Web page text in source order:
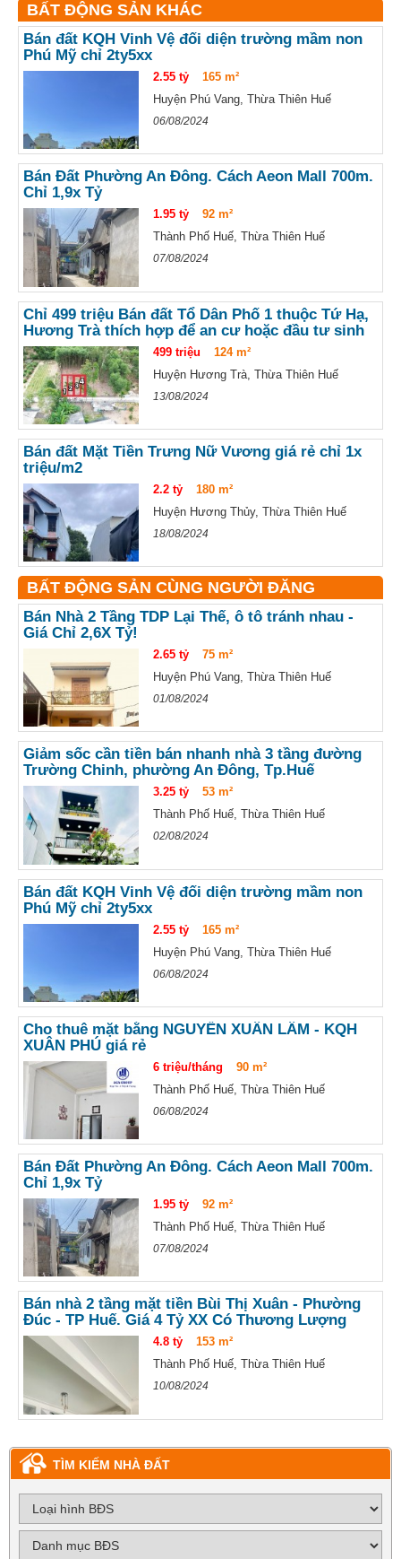
BẤT ĐỘNG SẢN KHÁC
Bán đất KQH Vinh Vệ đối diện trường mầm non
Phú Mỹ chỉ 2ty5xx
2.55 tỷ
165 m²
Huyện Phú Vang, Thừa Thiên Huế
06/08/2024
Bán Đất Phường An Đông. Cách Aeon Mall 700m.
Chỉ 1,9x Tỷ
1.95 tỷ
92 m²
Thành Phố Huế, Thừa Thiên Huế
07/08/2024
Chỉ 499 triệu Bán đất Tổ Dân Phố 1 thuộc Tứ Hạ,
Hương Trà thích hợp để an cư hoặc đầu tư sinh
lời
499 triệu
124 m²
Huyện Hương Trà, Thừa Thiên Huế
13/08/2024
Bán đất Mặt Tiền Trưng Nữ Vương giá rẻ chỉ 1x
triệu/m2
2.2 tỷ
180 m²
Huyện Hương Thủy, Thừa Thiên Huế
18/08/2024
BẤT ĐỘNG SẢN CÙNG NGƯỜI ĐĂNG
Bán Nhà 2 Tầng TDP Lại Thế, ô tô tránh nhau -
Giá Chỉ 2,6X Tỷ!
2.65 tỷ
75 m²
Huyện Phú Vang, Thừa Thiên Huế
01/08/2024
Giảm sốc cần tiền bán nhanh nhà 3 tầng đường
Trường Chinh, phường An Đông, Tp.Huế
3.25 tỷ
53 m²
Thành Phố Huế, Thừa Thiên Huế
02/08/2024
Bán đất KQH Vinh Vệ đối diện trường mầm non
Phú Mỹ chỉ 2ty5xx
2.55 tỷ
165 m²
Huyện Phú Vang, Thừa Thiên Huế
06/08/2024
Cho thuê mặt bằng NGUYỄN XUÂN LÂM - KQH
XUÂN PHÚ giá rẻ
6 triệu/tháng
90 m²
Thành Phố Huế, Thừa Thiên Huế
06/08/2024
Bán Đất Phường An Đông. Cách Aeon Mall 700m.
Chỉ 1,9x Tỷ
1.95 tỷ
92 m²
Thành Phố Huế, Thừa Thiên Huế
07/08/2024
Bán nhà 2 tầng mặt tiền Bùi Thị Xuân - Phường
Đúc - TP Huế. Giá 4 Tỷ XX Có Thương Lượng
4.8 tỷ
153 m²
Thành Phố Huế, Thừa Thiên Huế
10/08/2024
TÌM KIẾM NHÀ ĐẤT